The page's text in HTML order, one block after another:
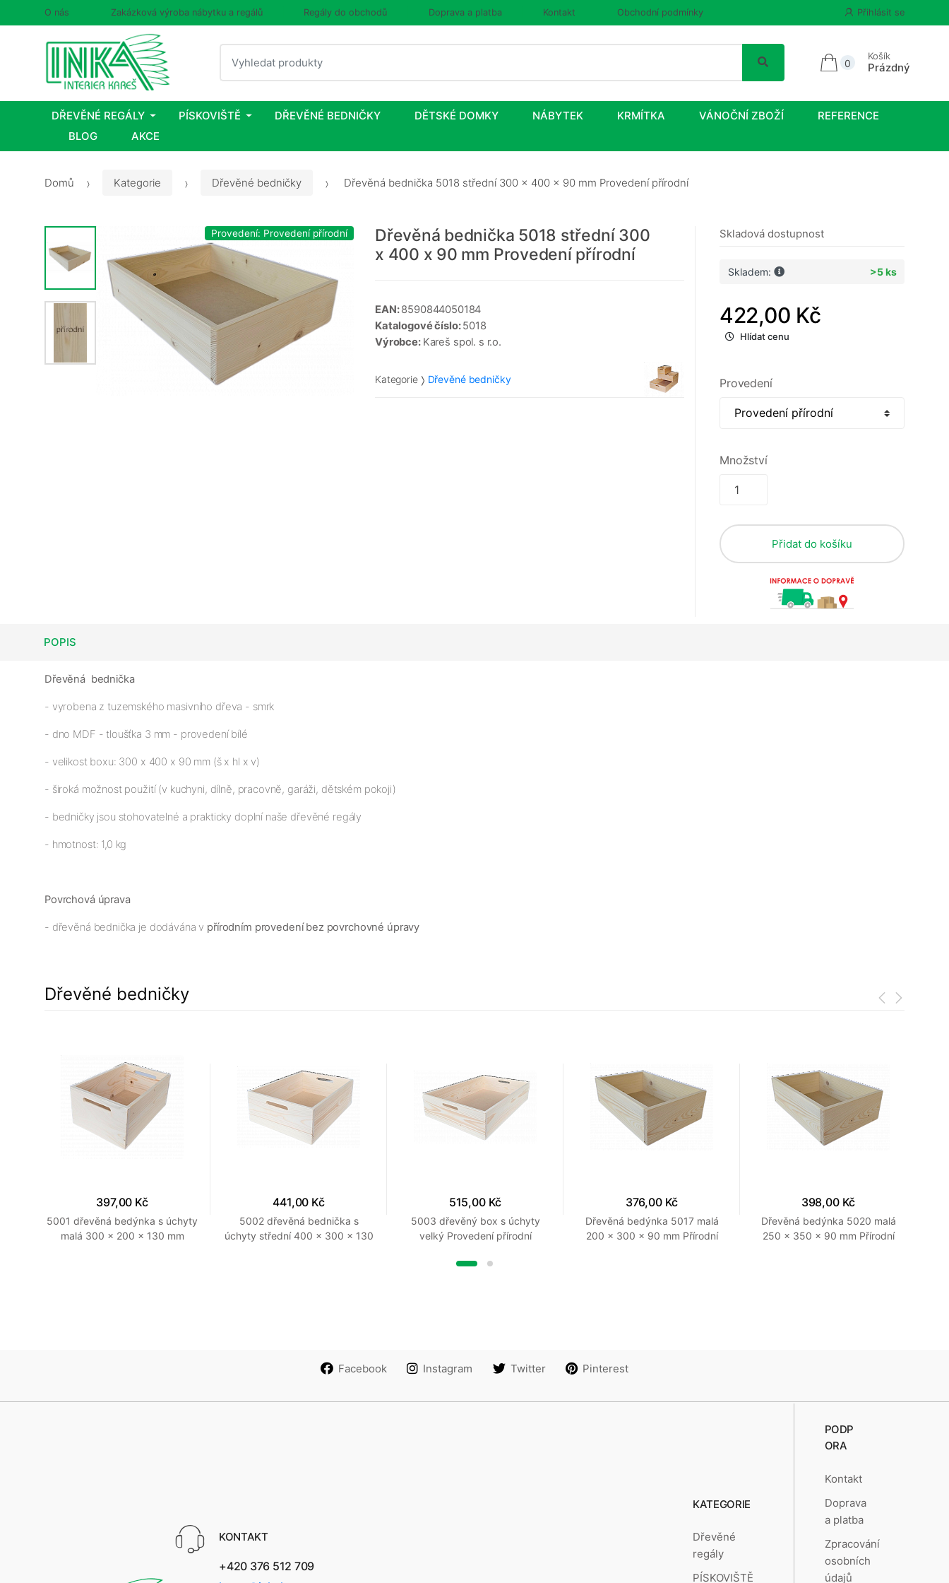
O nás Zakázková výroba nábytku a regálů Regály do obchodů Doprava a platba Kontakt Obchodní podmínky Přihlásit se
Vyhledat
0
Košík
Prázdný
DŘEVĚNÉ REGÁLY PÍSKOVIŠTĚ DŘEVĚNÉ BEDNIČKY DĚTSKÉ DOMKY NÁBYTEK KRMÍTKA VÁNOČNÍ ZBOŽÍ
REFERENCE
BLOG
AKCE
Domů Kategorie Dřevěné bedničky Dřevěná bednička 5018 střední 300 x 400 x 90 mm Provedení přírodní
Provedení: Provedení přírodní
Dřevěná bednička 5018 střední 300
x 400 x 90 mm Provedení přírodní
EAN:8590844050184
Katalogové číslo:5018
Výrobce: Kareš spol. s r.o.
Kategorie Dřevěné bedničky
Skladová dostupnost
Skladem: >5 ks
422,00 Kč
Hlídat cenu
Provedení
Množství
Přidat do košíku
POPIS
Dřevěná bednička
- vyrobena z tuzemského masivního dřeva - smrk
- dno MDF - tloušťka 3 mm - provedení bílé
- velikost boxu: 300 x 400 x 90 mm (š x hl x v)
- široká možnost použití (v kuchyni, dílně, pracovně, garáži, dětském pokoji)
- bedničky jsou stohovatelné a prakticky doplní naše dřevěné regály
- hmotnost: 1,0 kg
Povrchová úprava
- dřevěná bednička je dodávána v přírodním provedení bez povrchovné úpravy
Dřevěné bedničky
397,00 Kč
5001 dřevěná bedýnka s úchyty
malá 300 x 200 x 130 mm
441,00 Kč
5002 dřevěná bednička s
úchyty střední 400 x 300 x 130
515,00 Kč
5003 dřevěný box s úchyty
velký Provedení přírodní
376,00 Kč
Dřevěná bedýnka 5017 malá
200 x 300 x 90 mm Přírodní
398,00 Kč
Dřevěná bedýnka 5020 malá
250 x 350 x 90 mm Přírodní
Facebook Instagram Twitter Pinterest
KONTAKT
+420 376 512 709
KATEGORIE
Dřevěné
regály
PÍSKOVIŠTĚ
PODP
ORA
Kontakt
Doprava
a platba
Zpracování
osobních
údajů